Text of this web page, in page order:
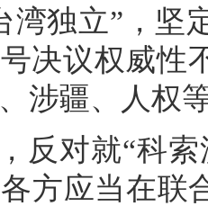
湾独立”，坚
决议权威性
涉疆、人权
反对就“科
方应当在联